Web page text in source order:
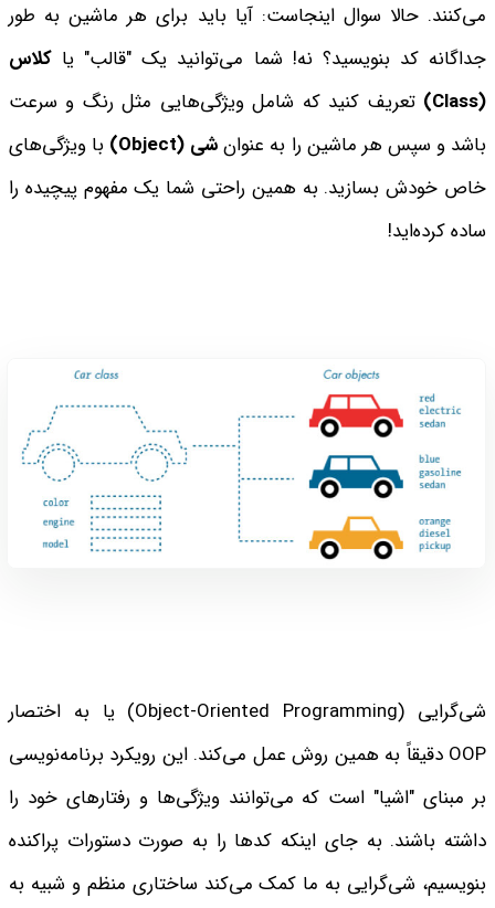
می‌کنند. حالا سوال اینجاست: آیا باید برای هر ماشین به طور
جداگانه کد بنویسید؟ نه! شما می‌توانید یک "قالب" یا کلاس
(Class)
تعریف کنید که شامل ویژگی‌هایی مثل رنگ و سرعت
باشد و سپس هر ماشین را به عنوانشی (Object)
با ویژگی‌های
خاص خودش بسازید. به همین راحتی شما یک مفهوم پیچیده را
ساده کرده‌اید!
شی‌گرایی (Object-Oriented Programming) یا به اختصار
OOP دقیقاً به همین روش عمل می‌کند. این رویکرد برنامه‌نویسی
بر مبنای "اشیا" است که می‌توانند ویژگی‌ها و رفتارهای خود را
داشته باشند. به جای اینکه کدها را به صورت دستورات پراکنده
بنویسیم، شی‌گرایی به ما کمک می‌کند ساختاری منظم و شبیه به